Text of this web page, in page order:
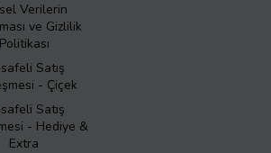
Verilerin
ve Gizlilik
Politikası
Satış
- Çiçek
Satış
- Hediye &
Extra